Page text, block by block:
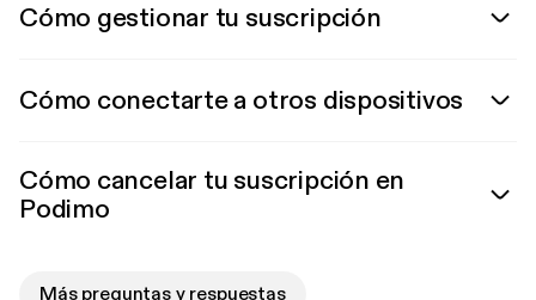
Cómo gestionar tu suscripción
Cómo conectarte a otros dispositivos
Cómo cancelar tu suscripción en
Podimo
Más preguntas y respuestas